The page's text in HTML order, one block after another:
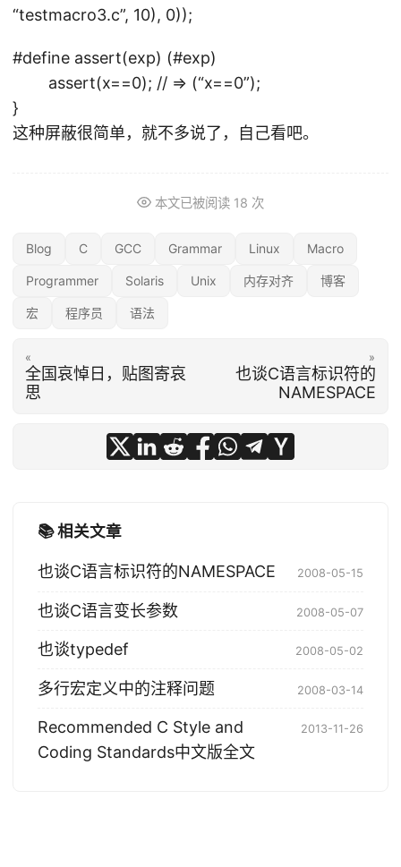
“testmacro3.c”, 10), 0));
#define assert(exp) (#exp)
assert(x==0); // => (“x==0”);
}
这种屏蔽很简单，就不多说了，自己看吧。
本文已被阅读 18 次
Blog C GCC Grammar Linux Macro
Programmer Solaris Unix 内存对齐 博客
宏 程序员 语法
«
全国哀悼日，贴图寄哀
思
»
也谈C语言标识符的
NAMESPACE
📚 相关文章
也谈C语言标识符的NAMESPACE 2008-05-15
也谈C语言变长参数 2008-05-07
也谈typedef 2008-05-02
多行宏定义中的注释问题 2008-03-14
Recommended C Style and
Coding Standards中文版全文
2013-11-26